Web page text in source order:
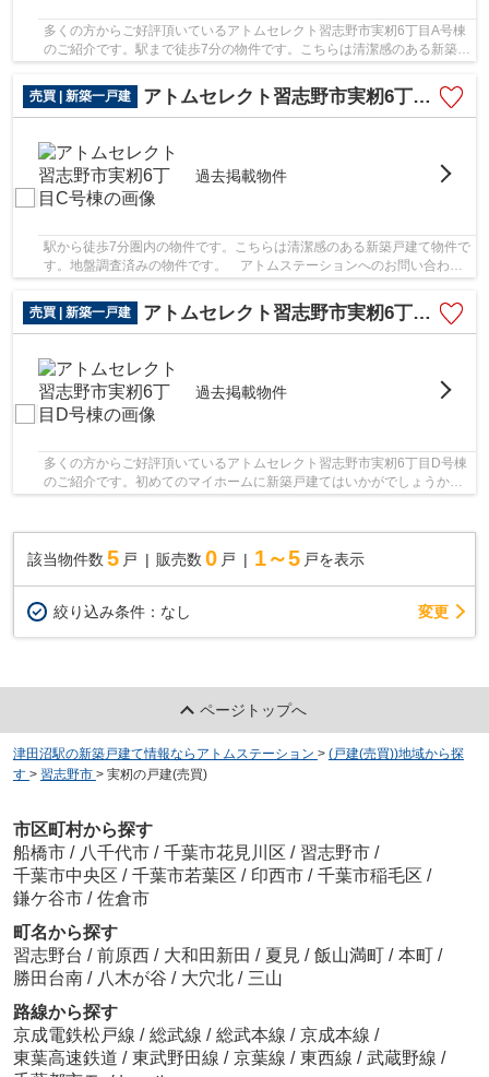
多くの方からご好評頂いているアトムセレクト習志野市実籾6丁目A号棟
のご紹介です。駅まで徒歩7分の物件です。こちらは清潔感のある新築戸
建て物件です。外壁材としてサイディングを使...
売買 | 新築一戸建
アトムセレクト習志野市実籾6丁目C号棟
過去掲載物件
駅から徒歩7分圏内の物件です。こちらは清潔感のある新築戸建て物件で
す。地盤調査済みの物件です。 アトムステーションへのお問い合わせ
は、047-470-8880またはinfo@atom-station.co...
売買 | 新築一戸建
アトムセレクト習志野市実籾6丁目D号棟
過去掲載物件
多くの方からご好評頂いているアトムセレクト習志野市実籾6丁目D号棟
のご紹介です。初めてのマイホームに新築戸建てはいかがでしょうか。
徒歩7分圏内に立地する物件です。地盤調査済み...
該当物件数 5 戸 販売数 0 戸 1～5 戸を表示
絞り込み条件： なし 変更
ページトップへ
津田沼駅の新築戸建て情報ならアトムステーション > (戸建(売買))地域から探
す > 習志野市 > 実籾の戸建(売買)
市区町村から探す
船橋市 / 八千代市 / 千葉市花見川区 / 習志野市 /
千葉市中央区 / 千葉市若葉区 / 印西市 / 千葉市稲毛区 /
鎌ケ谷市 / 佐倉市
町名から探す
習志野台 / 前原西 / 大和田新田 / 夏見 / 飯山満町 / 本町 /
勝田台南 / 八木が谷 / 大穴北 / 三山
路線から探す
京成電鉄松戸線 / 総武線 / 総武本線 / 京成本線 /
東葉高速鉄道 / 東武野田線 / 京葉線 / 東西線 / 武蔵野線 /